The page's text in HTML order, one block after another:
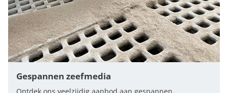
Gespannen zeefmedia